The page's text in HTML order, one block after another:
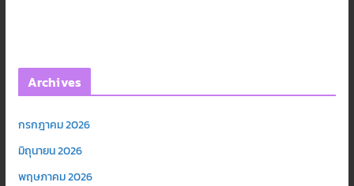
Archives
กรกฎาคม 2026
มิถุนายน 2026
พฤษภาคม 2026